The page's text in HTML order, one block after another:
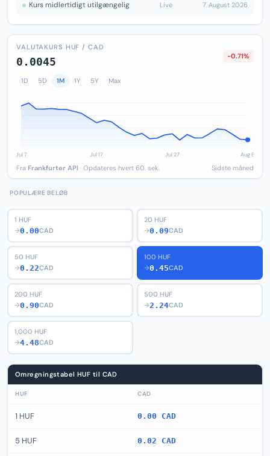
Kurs midlertidigt utilgængelig Live 7. August 2026
VALUTAKURS HUF / CAD
0.0045 -0.71%
1D 5D 1M 1Y 5Y Max
Fra Frankfurter API · Opdateres hvert 60. sek. Sidste måned
POPULÆRE BELØB
1 HUF
→0.00CAD
20 HUF
→0.09CAD
50 HUF
→0.22CAD
100 HUF
→0.45CAD
200 HUF
→0.90CAD
500 HUF
→2.24CAD
1,000 HUF
→4.48CAD
Omregningstabel HUF til CAD
HUF CAD
1 HUF 0.00 CAD
5 HUF 0.02 CAD